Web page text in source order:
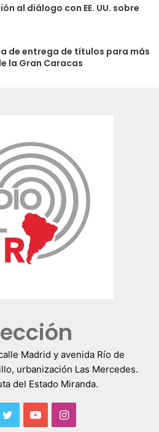
al diálogo con EE. UU. sobre
de entrega de títulos para más
la Gran Caracas
Madrid y avenida Río de
urbanización Las Mercedes.
del Estado Miranda.
TwitterYouTubeInstagram